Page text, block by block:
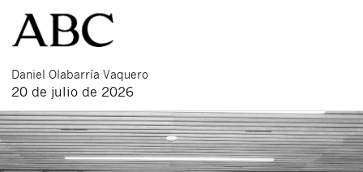
Daniel Olabarría Vaquero
20 de julio de 2026